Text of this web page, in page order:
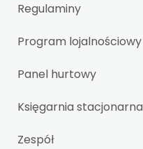
Regulaminy
Program lojalnościowy
Panel hurtowy
Księgarnia stacjonarna
Zespół